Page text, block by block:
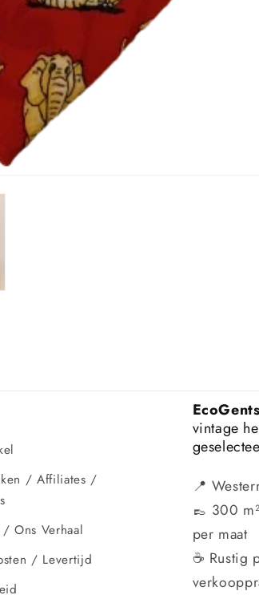
/ Affiliates /
Ons Verhaal
/ Levertijd
vintage
📍
👞 300
per maat
☕ Rustig